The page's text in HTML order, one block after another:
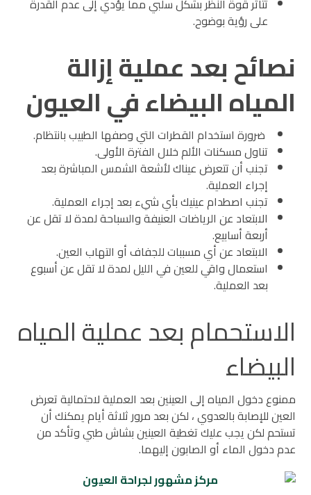
تتأثر قوة النظر بشكل سلبي مما يؤدي إلى عدم القدرة
على رؤية بوضوح.
نصائح بعد عملية إزالة
المياه البيضاء في العيون
ضرورة استخدام القطرات التي وصفها الطبيب بانتظام.
تناول مسكنات الألم خلال الفترة الأولى.
تجنب أن تتعرض عيناك لأشعة الشمس المباشرة بعد
إجراء العملية.
تجنب اصطدام عينيك بأي شيء بعد إجراء العملية.
الابتعاد عن الرياضات العنيفة والسباحة لمدة لا تقل عن
أربعة أسابيع.
الابتعاد عن أي مسببات للجفاف أو التهاب العين.
استعمال واقي للعين في الليل لمدة لا تقل عن أسبوع
بعد العملية.
الاستحمام بعد عملية المياه
البيضاء
ممنوع دخول المياه إلى العينين بعد العملية لاحتمالية تعرض
العين للإصابة بالعدوي ، لكن بعد مرور ثلاثة أيام يمكنك أن
تستحم لكن يجب عليك تغطية العينين بشاش طبي وتأكد من
عدم دخول الماء أو الصابون إليهما.